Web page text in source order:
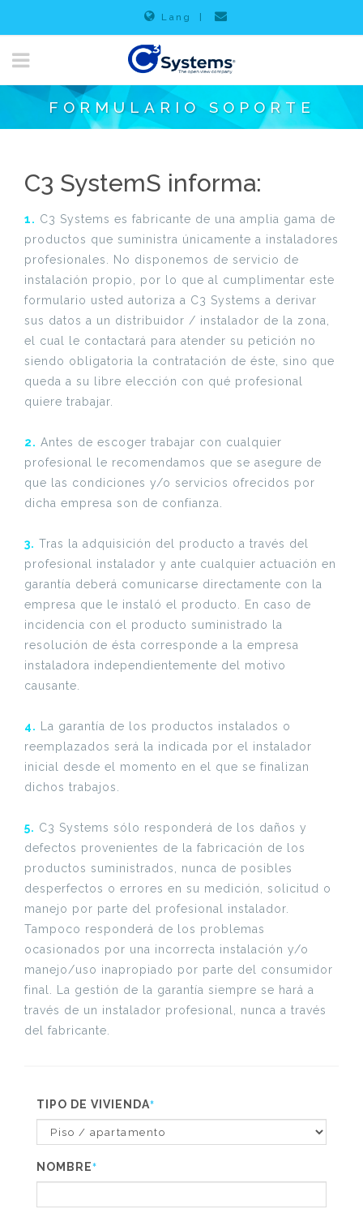
Lang
FORMULARIO SOPORTE
C3 SystemS informa:
1. C3 Systems es fabricante de una amplia gama de
productos que suministra únicamente a instaladores
profesionales. No disponemos de servicio de
instalación propio, por lo que al cumplimentar este
formulario usted autoriza a C3 Systems a derivar
sus datos a un distribuidor / instalador de la zona,
el cual le contactará para atender su petición no
siendo obligatoria la contratación de éste, sino que
queda a su libre elección con qué profesional
quiere trabajar.
2. Antes de escoger trabajar con cualquier
profesional le recomendamos que se asegure de
que las condiciones y/o servicios ofrecidos por
dicha empresa son de confianza.
3. Tras la adquisición del producto a través del
profesional instalador y ante cualquier actuación en
garantía deberá comunicarse directamente con la
empresa que le instaló el producto. En caso de
incidencia con el producto suministrado la
resolución de ésta corresponde a la empresa
instaladora independientemente del motivo
causante.
4.
La garantía de los productos instalados o
reemplazados será la indicada por el instalador
inicial desde el momento en el que se finalizan
dichos trabajos.
5. C3 Systems sólo responderá de los daños y
defectos provenientes de la fabricación de los
productos suministrados, nunca de posibles
desperfectos o errores en su medición, solicitud o
manejo por parte del profesional instalador.
Tampoco responderá de los problemas
ocasionados por una incorrecta instalación y/o
manejo/uso inapropiado por parte del consumidor
final. La gestión de la garantía siempre se hará a
través de un instalador profesional, nunca a través
del fabricante.
TIPO DE VIVIENDA*
NOMBRE*